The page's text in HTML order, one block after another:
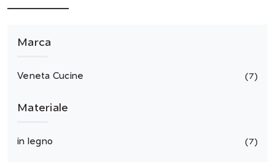
Marca
Veneta Cucine 7
Materiale
in legno 7